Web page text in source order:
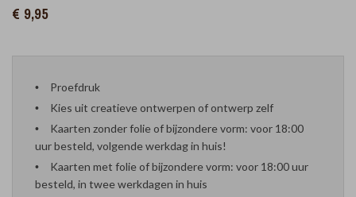
€ 9,95
Proefdruk
Kies uit creatieve ontwerpen of ontwerp zelf
Kaarten zonder folie of bijzondere vorm: voor 18:00
uur besteld, volgende werkdag in huis!
Kaarten met folie of bijzondere vorm: voor 18:00 uur
besteld, in twee werkdagen in huis